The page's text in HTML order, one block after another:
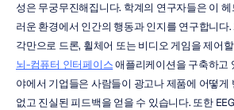
성은 무궁무진해집니다. 학계의 연구자들은 이
러운 환경에서 인간의 행동과 인지를 연구합니다
뇌-컴퓨터 인터페이스 애플리케이션을 구축하고
야에서 기업들은 사람들이 광고나 제품에 어떻게
없고 진실된 피드백을 얻을 수 있습니다. 또한